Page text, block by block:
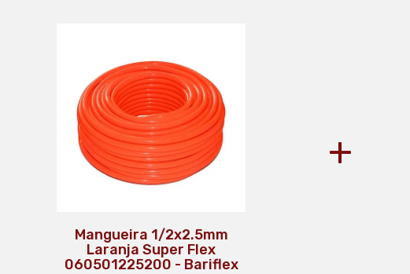
Mangueira 1/2x2.5mm
Laranja Super Flex
060501225200 - Bariflex
+